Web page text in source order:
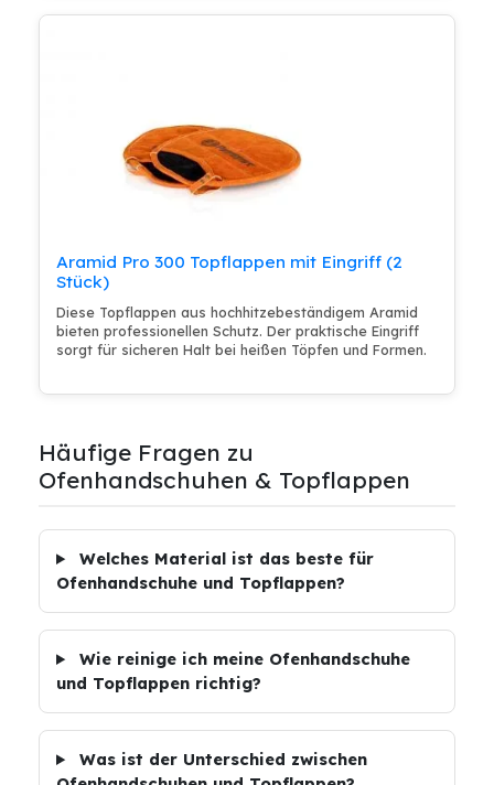
Aramid Pro 300 Topflappen mit Eingriff (2
Stück)
Diese Topflappen aus hochhitzebeständigem Aramid
bieten professionellen Schutz. Der praktische Eingriff
sorgt für sicheren Halt bei heißen Töpfen und Formen.
Häufige Fragen zu
Ofenhandschuhen & Topflappen
Welches Material ist das beste für
Ofenhandschuhe und Topflappen?
Wie reinige ich meine Ofenhandschuhe
und Topflappen richtig?
Was ist der Unterschied zwischen